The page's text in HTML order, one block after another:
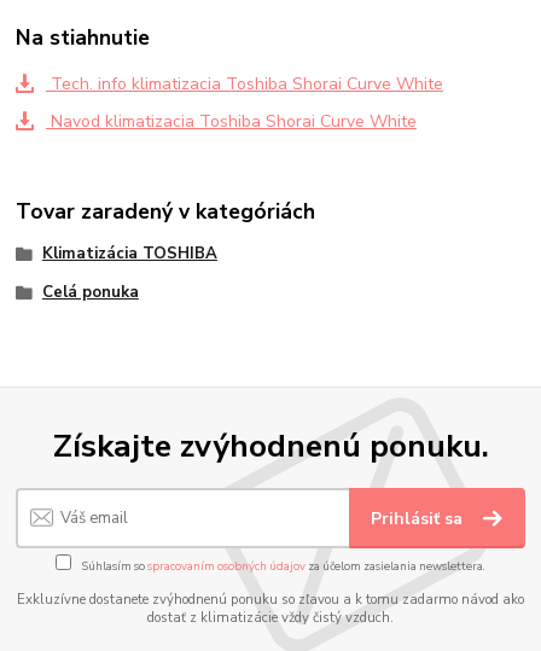
Na stiahnutie
Tech. info klimatizacia Toshiba Shorai Curve White
Navod klimatizacia Toshiba Shorai Curve White
Tovar zaradený v kategóriách
Klimatizácia TOSHIBA
Celá ponuka
Získajte zvýhodnenú ponuku.
Prihlásiť sa
Súhlasím sospracovaním osobných údajov za účelom zasielania newslettera.
Exkluzívne dostanete zvýhodnenú ponuku so zľavou a k tomu zadarmo návod ako
dostať z klimatizácie vždy čistý vzduch.